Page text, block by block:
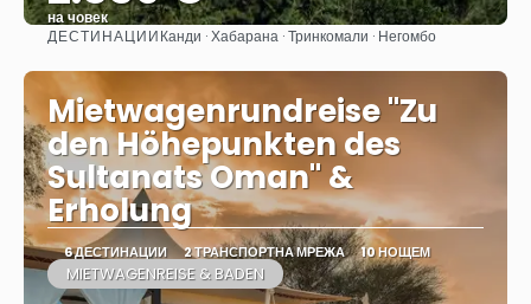
на човек
Вижте
ДЕСТИНАЦИИКанди · Хабарана · Тринкомали · Негомбо
Mietwagenrundreise "Zu
den Höhepunkten des
Sultanats Oman" &
Erholung
6 ДЕСТИНАЦИИ 2 ТРАНСПОРТНА МРЕЖА 10 НОЩЕМ
MIETWAGENREISE & BADEN